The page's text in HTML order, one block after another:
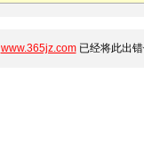
www.365jz.com已经将此出错